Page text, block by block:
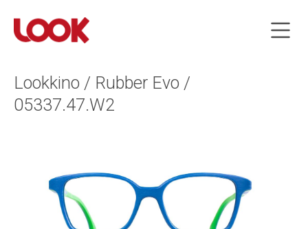
Lookkino / Rubber Evo /
05337.47.W2